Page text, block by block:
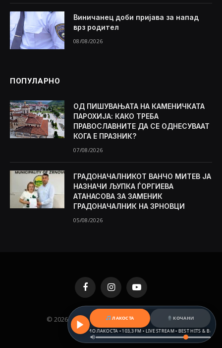
Виничанец доби пријава за напад
врз родител
08/08/2026
ПОПУЛАРНО
ОД ПИШУВАЊАТА НА КАМЕНИЧКАТА
ПАРОХИЈА: КАКО ТРЕБА
ПРАВОСЛАВНИТЕ ДА СЕ ОДНЕСУВААТ
КОГА Е ПРАЗНИК?
07/08/2026
ГРАДОНАЧАЛНИКОТ ВАНЧО МИТЕВ ЈА
НАЗНАЧИ ЉУПКА ЃОРГИЕВА
АТАНАСОВА ЗА ЗАМЕНИК
ГРАДОНАЧАЛНИК НА ЗРНОВЦИ
05/08/2026
FacebookInstagramYouTube
© 2026 KAMENICA.MK. Designed by MKNET.
ЛАКОСТА
КОЧАНИ
РАДИО ЛАКОСТА • 103,3 FM • LIVE STREAM • BEST HITS & BALKAN